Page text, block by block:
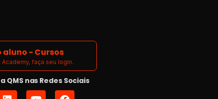
aluno - Cursos
Academy, faça seu login.
QMS nas Redes Sociais
L
Y
F